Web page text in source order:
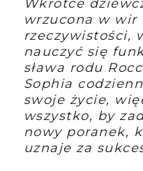
Wkrótce
wrzucona w wir
rzeczywistości,
nauczyć się
sława rodu
Sophia
swoje życie,
wszystko, by
nowy poranek,
uznaje za